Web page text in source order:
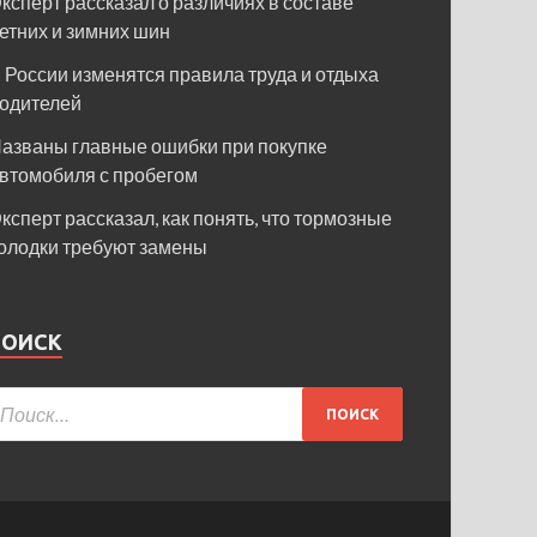
и зимних шин
России изменятся правила труда и отдыха
главные ошибки при покупке
с пробегом
рассказал, как понять, что тормозные
требуют замены